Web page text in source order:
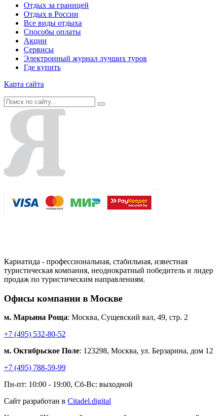
Отдых за границей
Отдых в России
Все виды отдыха
Способы оплаты
Акции
Сервисы
Электронный журнал лучших туров
Где купить
Карта сайта
Кариатида - профессиональная, стабильная, известная
туристическая компания, неоднократный победитель и лидер
продаж по туристическим направлениям.
Офисы компании в Москве
м. Марьина Роща: Москва, Сущевский вал, 49, стр. 2
+7 (495) 532-80-52
м. Октябрьское Поле: 123298, Москва, ул. Берзарина, дом 12
+7 (495) 788-59-99
Пн-пт: 10:00 - 19:00, Сб-Вс: выходной
Сайт разработан в Citadel.digital